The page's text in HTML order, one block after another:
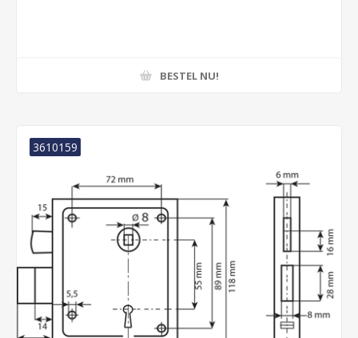
BESTEL NU!
3610159